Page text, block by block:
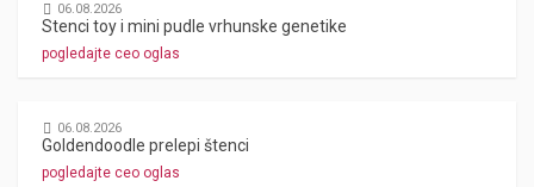
06.08.2026
Stenci toy i mini pudle vrhunske genetike
pogledajte ceo oglas
06.08.2026
Goldendoodle prelepi štenci
pogledajte ceo oglas